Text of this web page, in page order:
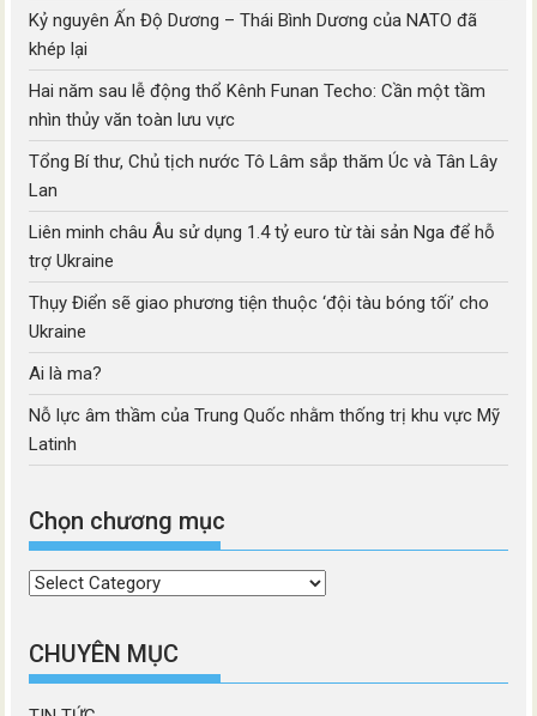
Kỷ nguyên Ấn Độ Dương – Thái Bình Dương của NATO đã
khép lại
Hai năm sau lễ động thổ Kênh Funan Techo: Cần một tầm
nhìn thủy văn toàn lưu vực
Tổng Bí thư, Chủ tịch nước Tô Lâm sắp thăm Úc và Tân Lây
Lan
Liên minh châu Âu sử dụng 1.4 tỷ euro từ tài sản Nga để hỗ
trợ Ukraine
Thụy Điển sẽ giao phương tiện thuộc ‘đội tàu bóng tối’ cho
Ukraine
Ai là ma?
Nỗ lực âm thầm của Trung Quốc nhằm thống trị khu vực Mỹ
Latinh
Chọn chương mục
Chọn
mục
CHUYÊN MỤC